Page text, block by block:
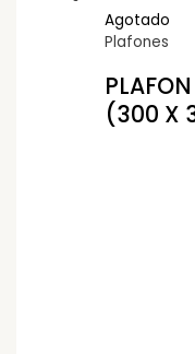
Agotado
Plafones
(300 X